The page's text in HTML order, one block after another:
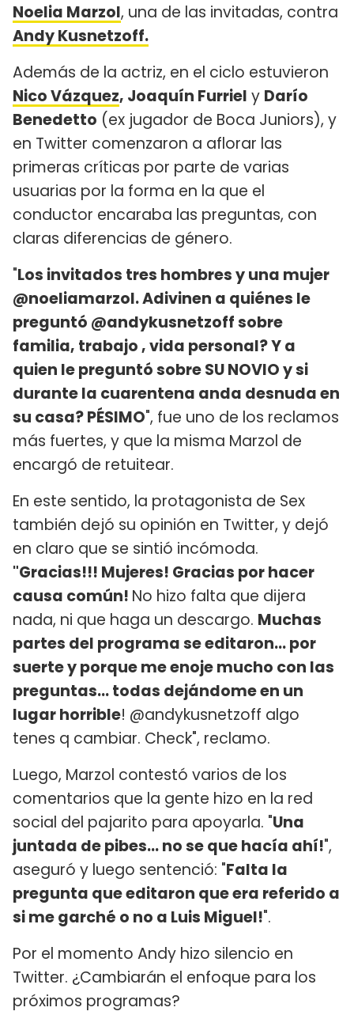
Noelia Marzol, una de las invitadas, contra
Andy Kusnetzoff.
Además de la actriz, en el ciclo estuvieron
Nico Vázquez, Joaquín Furriel y Darío
Benedetto (ex jugador de Boca Juniors), y
en Twitter comenzaron a aflorar las
primeras críticas por parte de varias
usuarias por la forma en la que el
conductor encaraba las preguntas, con
claras diferencias de género.
"Los invitados tres hombres y una mujer
@noeliamarzol. Adivinen a quiénes le
preguntó @andykusnetzoff sobre
familia, trabajo , vida personal? Y a
quien le preguntó sobre SU NOVIO y si
durante la cuarentena anda desnuda en
su casa? PÉSIMO", fue uno de los reclamos
más fuertes, y que la misma Marzol de
encargó de retuitear.
En este sentido, la protagonista de Sex
también dejó su opinión en Twitter, y dejó
en claro que se sintió incómoda.
"Gracias!!! Mujeres! Gracias por hacer
causa común! No hizo falta que dijera
nada, ni que haga un descargo. Muchas
partes del programa se editaron... por
suerte y porque me enoje mucho con las
preguntas... todas dejándome en un
lugar horrible! @andykusnetzoff algo
tenes q cambiar. Check", reclamo.
Luego, Marzol contestó varios de los
comentarios que la gente hizo en la red
social del pajarito para apoyarla. "Una
juntada de pibes... no se que hacía ahí!",
aseguró y luego sentenció: "Falta la
pregunta que editaron que era referido a
si me garché o no a Luis Miguel!".
Por el momento Andy hizo silencio en
Twitter. ¿Cambiarán el enfoque para los
próximos programas?